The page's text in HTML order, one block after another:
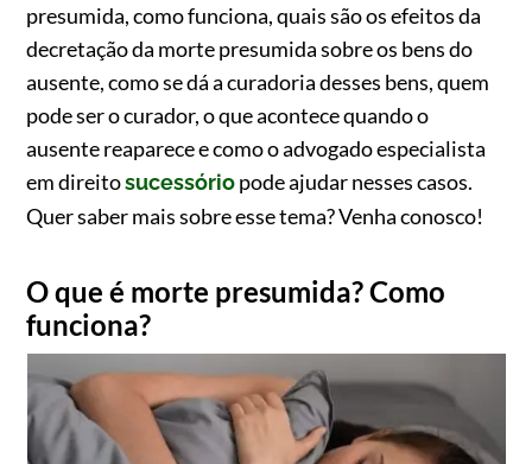
presumida, como funciona, quais são os efeitos da
decretação da morte presumida sobre os bens do
ausente, como se dá a curadoria desses bens, quem
pode ser o curador, o que acontece quando o
ausente reaparece e como o advogado especialista
em direitosucessóriopode ajudar nesses casos.
Quer saber mais sobre esse tema? Venha conosco!
O que é morte presumida? Como
funciona?